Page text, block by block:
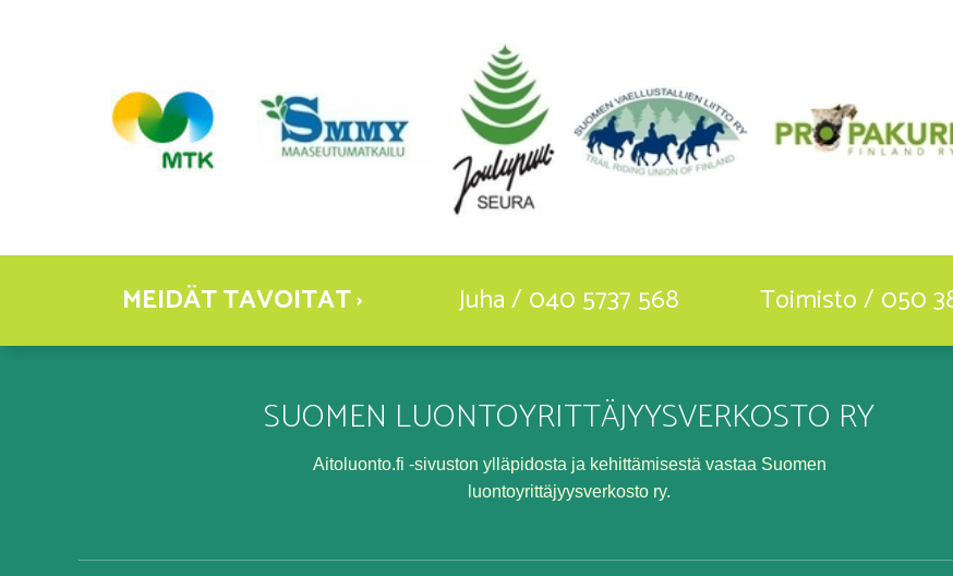
MEIDÄT TAVOITAT › Juha / 040 5737 568 Toimisto / 050
SUOMEN LUONTOYRITTÄJYYSVERKOSTO RY
Aitoluonto.fi -sivuston ylläpidosta ja kehittämisestä vastaa Suomen
luontoyrittäjyysverkosto ry.